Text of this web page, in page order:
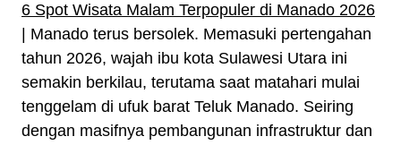
6 Spot Wisata Malam Terpopuler di Manado 2026
| Manado terus bersolek. Memasuki pertengahan
tahun 2026, wajah ibu kota Sulawesi Utara ini
semakin berkilau, terutama saat matahari mulai
tenggelam di ufuk barat Teluk Manado. Seiring
dengan masifnya pembangunan infrastruktur dan